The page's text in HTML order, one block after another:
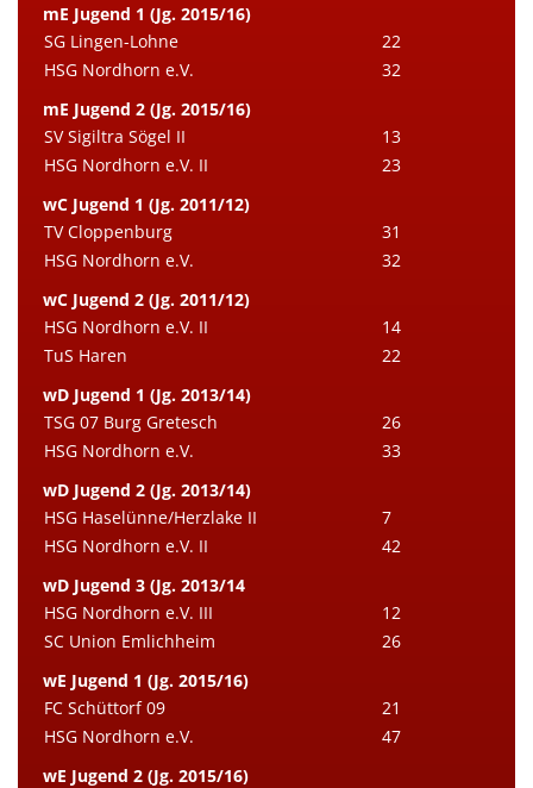
mE Jugend 1 (Jg. 2015/16)
SG Lingen-Lohne
22
HSG Nordhorn e.V.
32
mE Jugend 2 (Jg. 2015/16)
SV Sigiltra Sögel II
13
HSG Nordhorn e.V. II
23
wC Jugend 1 (Jg. 2011/12)
TV Cloppenburg
31
HSG Nordhorn e.V.
32
wC Jugend 2 (Jg. 2011/12)
HSG Nordhorn e.V. II
14
TuS Haren
22
wD Jugend 1 (Jg. 2013/14)
TSG 07 Burg Gretesch
26
HSG Nordhorn e.V.
33
wD Jugend 2 (Jg. 2013/14)
HSG Haselünne/Herzlake II
7
HSG Nordhorn e.V. II
42
wD Jugend 3 (Jg. 2013/14
HSG Nordhorn e.V. III
12
SC Union Emlichheim
26
wE Jugend 1 (Jg. 2015/16)
FC Schüttorf 09
21
HSG Nordhorn e.V.
47
wE Jugend 2 (Jg. 2015/16)